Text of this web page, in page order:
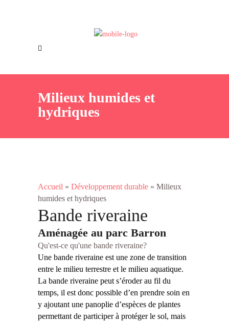
Offres d’emploi
Milieux humides et
hydriques
Accueil » Développement durable » Milieux
humides et hydriques
Bande riveraine
Aménagée au parc Barron
Qu'est-ce qu'une bande riveraine?
Une bande riveraine est une zone de transition
entre le milieu terrestre et le milieu aquatique.
La bande riveraine peut s’éroder au fil du
temps, il est donc possible d’en prendre soin en
y ajoutant une panoplie d’espèces de plantes
permettant de participer à protéger le sol, mais